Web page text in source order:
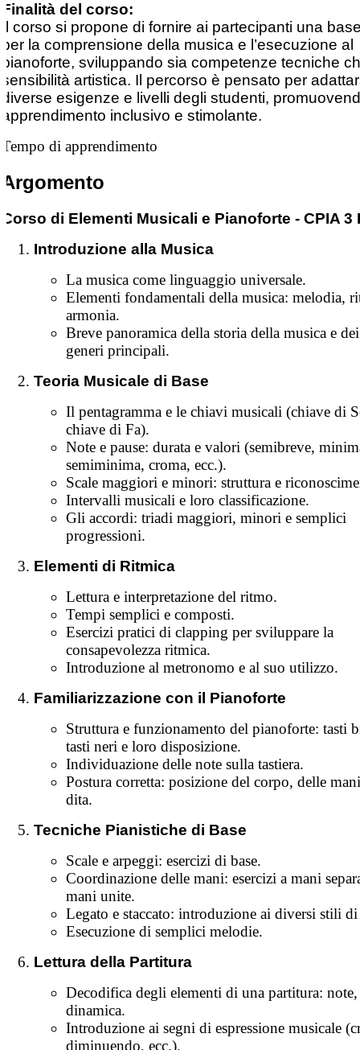
Finalità del corso:
Il corso si propone di fornire ai partecipanti una
per la comprensione della musica e l’esecuzione al
pianoforte, sviluppando sia competenze tecniche
sensibilità artistica. Il percorso è pensato per
diverse esigenze e livelli degli studenti,
apprendimento inclusivo e stimolante.
Tempo di apprendimento
Argomento
Corso di Elementi Musicali e Pianoforte - CPIA 3
Introduzione alla Musica
La musica come linguaggio universale.
Elementi fondamentali della musica: melodia,
armonia.
Breve panoramica della storia della musica e
generi principali.
Teoria Musicale di Base
Il pentagramma e le chiavi musicali (chiave di
chiave di Fa).
Note e pause: durata e valori (semibreve,
semiminima, croma, ecc.).
Scale maggiori e minori: struttura e
Intervalli musicali e loro classificazione.
Gli accordi: triadi maggiori, minori e semplici
progressioni.
Elementi di Ritmica
Lettura e interpretazione del ritmo.
Tempi semplici e composti.
Esercizi pratici di clapping per sviluppare la
consapevolezza ritmica.
Introduzione al metronomo e al suo utilizzo.
Familiarizzazione con il Pianoforte
Struttura e funzionamento del pianoforte: tasti
tasti neri e loro disposizione.
Individuazione delle note sulla tastiera.
Postura corretta: posizione del corpo, delle
dita.
Tecniche Pianistiche di Base
Scale e arpeggi: esercizi di base.
Coordinazione delle mani: esercizi a mani
mani unite.
Legato e staccato: introduzione ai diversi stili
Esecuzione di semplici melodie.
Lettura della Partitura
Decodifica degli elementi di una partitura:
dinamica.
Introduzione ai segni di espressione musicale
diminuendo, ecc.).